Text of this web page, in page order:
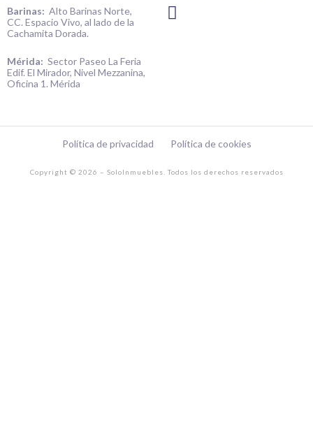
Barinas: Alto Barinas Norte,
CC. Espacio Vivo, al lado de la
Cachamita Dorada.
Mérida: Sector Paseo La Feria
Edif. El Mirador, Nivel Mezzanina,
Oficina 1. Mérida
I
m
Copyright © 2026 – SoloInmuebles. Todos los derechos reservados
Política de privacidad Política de cookies